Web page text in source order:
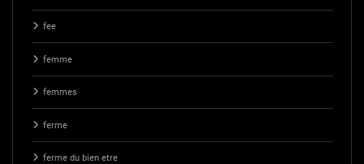
fee
femme
femmes
ferme
ferme du bien etre